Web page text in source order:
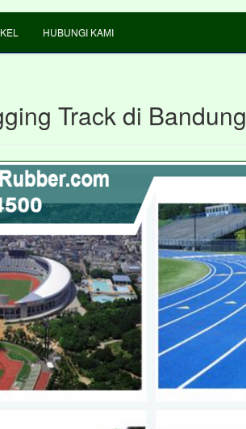
HUBUNGI KAMI
Track di Bandung